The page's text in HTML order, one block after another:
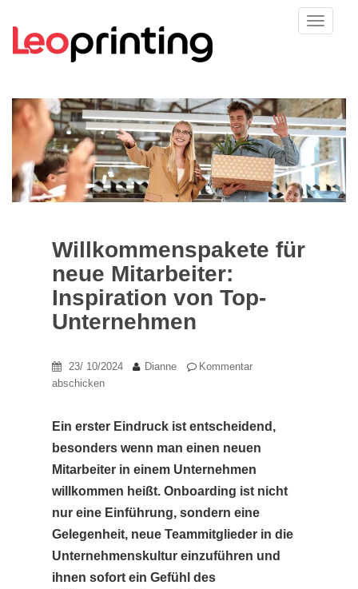
Willkommenspakete für
neue Mitarbeiter:
Inspiration von Top-
Unternehmen
23/ 10/2024 Dianne
Kommentar
abschicken
Ein erster Eindruck ist entscheidend,
besonders wenn man einen neuen
Mitarbeiter in einem Unternehmen
willkommen heißt. Onboarding ist nicht
nur eine Einführung, sondern eine
Gelegenheit, neue Teammitglieder in die
Unternehmenskultur einzuführen und
ihnen sofort ein Gefühl des